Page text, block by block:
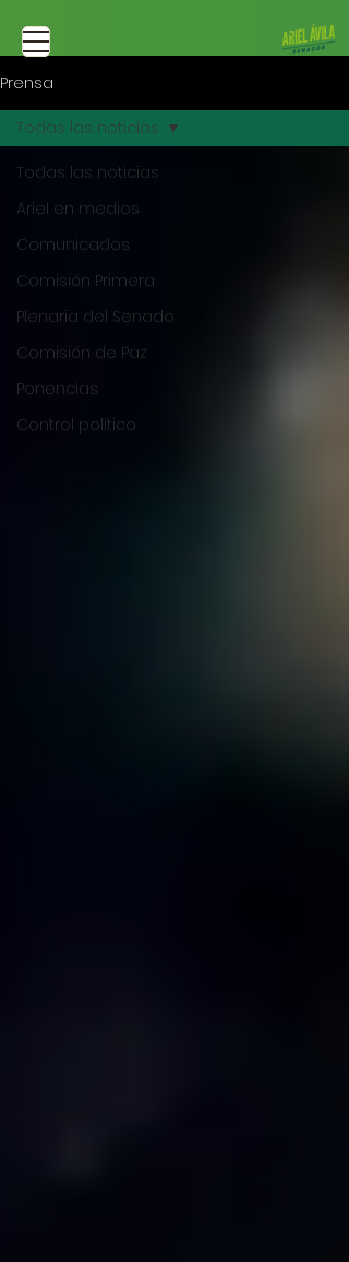
Prensa
Todas las noticias
Ariel en medios
Comunicados
Comisión Primera
Plenaria del Senado
Comisión de Paz
Ponencias
Control político
Todas las noticias